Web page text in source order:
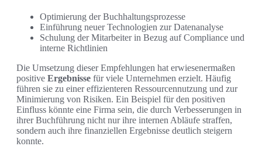
Optimierung der Buchhaltungsprozesse
Einführung neuer Technologien zur Datenanalyse
Schulung der Mitarbeiter in Bezug auf Compliance und
interne Richtlinien
Die Umsetzung dieser Empfehlungen hat erwiesenermaßen
positive Ergebnisse für viele Unternehmen erzielt. Häufig
führen sie zu einer effizienteren Ressourcennutzung und zur
Minimierung von Risiken. Ein Beispiel für den positiven
Einfluss könnte eine Firma sein, die durch Verbesserungen in
ihrer Buchführung nicht nur ihre internen Abläufe straffen,
sondern auch ihre finanziellen Ergebnisse deutlich steigern
konnte.